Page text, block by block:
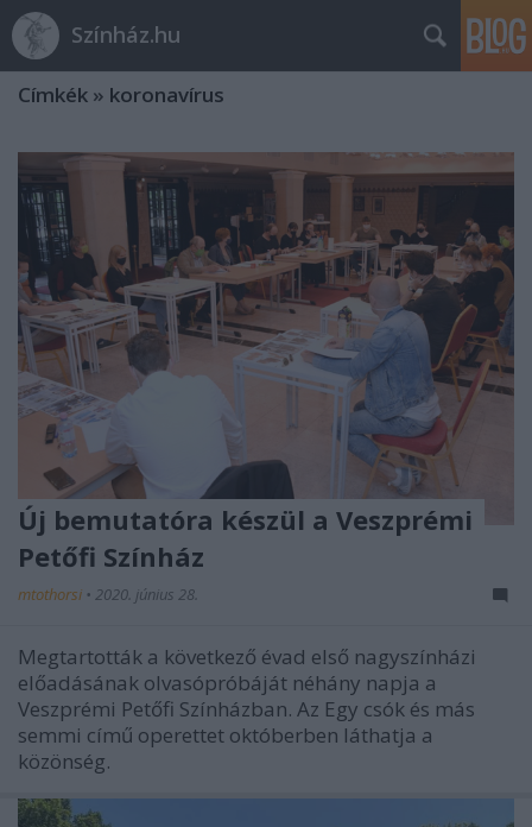
Színház.hu
Címkék » koronavírus
Új bemutatóra készül a Veszprémi
Petőfi Színház
mtothorsi • 2020. június 28.
Megtartották a következő évad első nagyszínházi
előadásának olvasópróbáját néhány napja a
Veszprémi Petőfi Színházban. Az Egy csók és más
semmi című operettet októberben láthatja a
közönség.